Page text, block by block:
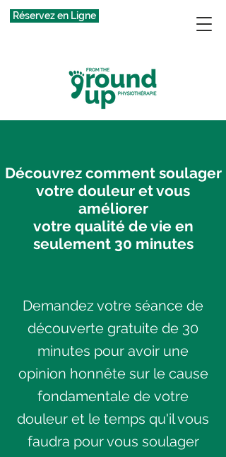
Réservez en Ligne
Découvrez comment soulager
votre douleur et vous
améliorer
votre qualité de vie en
seulement 30 minutes
Demandez votre séance de
découverte gratuite de 30
minutes pour avoir une
opinion honnête sur le cause
fondamentale de votre
douleur et le temps qu'il vous
faudra pour vous soulager